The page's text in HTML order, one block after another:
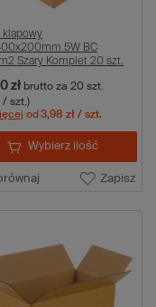
klapowy
5W BC
Szary Komplet 20 szt.
zł brutto za 20 szt.
/ szt.)
od 3,98 zł / szt.
Zapisz
Wybierz ilość